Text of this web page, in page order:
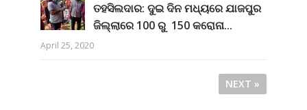
ତହସିଲଦାର: ଦୁଇ ଦିନ ମଧ୍ୟରେ ଯାଜପୁର
ଜିଲ୍ଲାରେ 100 ରୁ 150 କରୋନା...
April 25, 2020
NEXT »